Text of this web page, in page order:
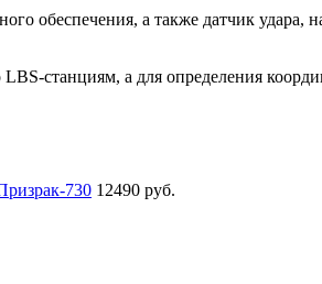
обеспечения, а также датчик удара,
станциям, а для определения
730 12490 руб.